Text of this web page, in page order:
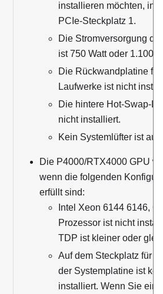
installieren möchten,
PCIe-Steckplatz 1.
Die Stromversorgung
ist 750 Watt oder 1.100
Die Rückwandplatine
Laufwerke ist nicht
Die hintere Hot-Swap-
nicht installiert.
Kein Systemlüfter ist
Die P4000/RTX4000 GPU
wenn die folgenden
erfüllt sind:
Intel Xeon 6144 6146,
Prozessor ist nicht
TDP ist kleiner oder
Auf dem Steckplatz für
der Systemplatine ist
installiert. Wenn Sie